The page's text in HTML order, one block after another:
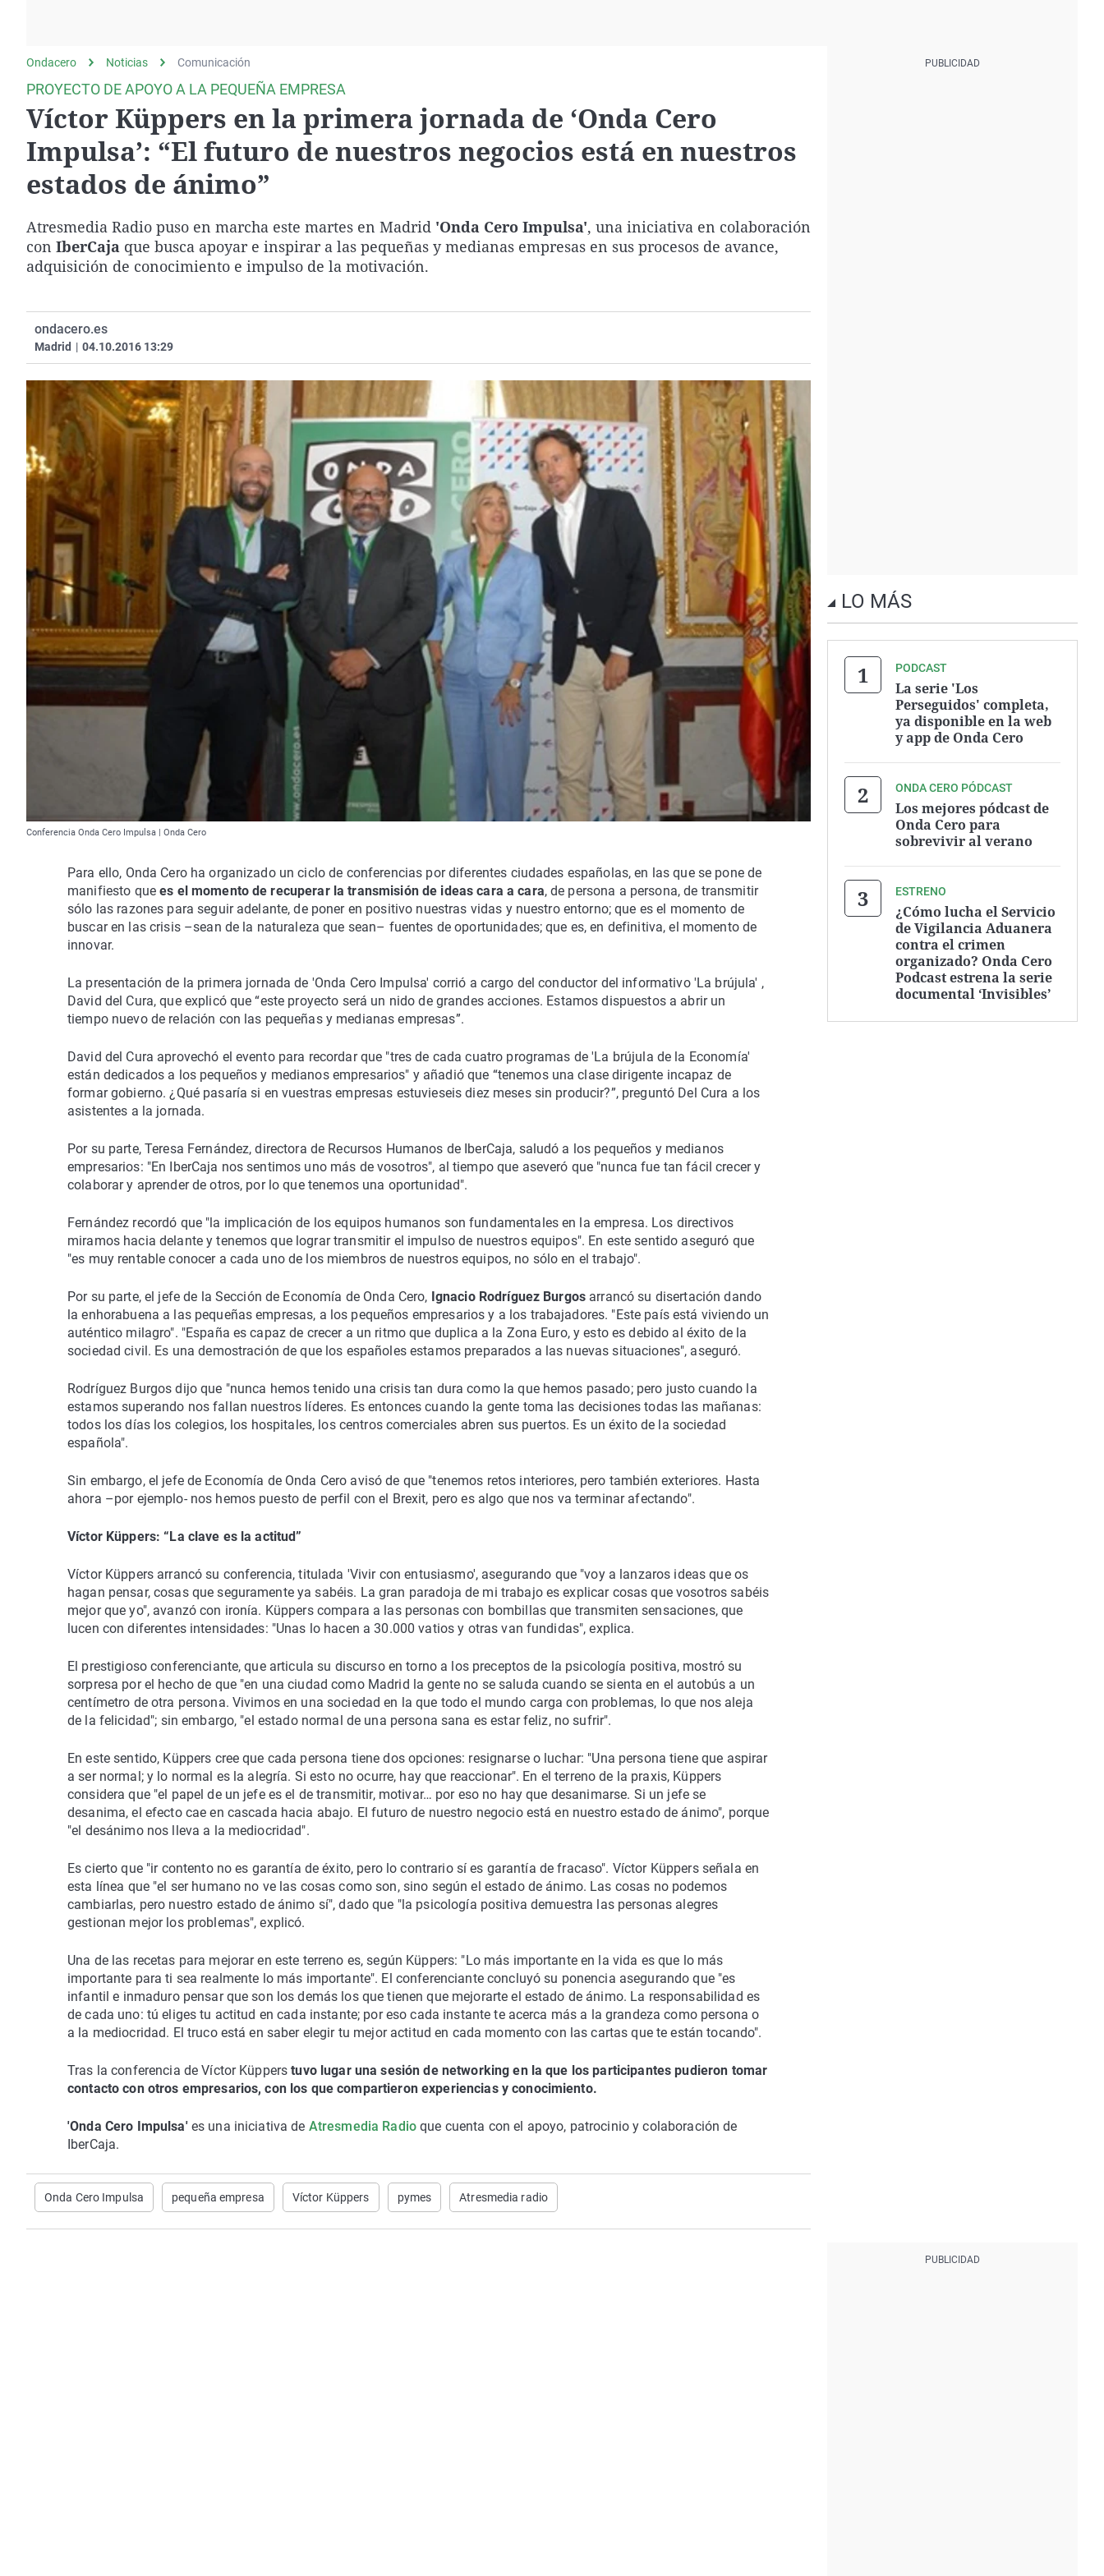
Como el perro y elEquipo de investigación
Operación ViudaNavarra
País Vasco
Ondacero Noticias Comunicación
PROYECTO DE APOYO A LA PEQUEÑA EMPRESA
Víctor Küppers en la primera jornada de ‘Onda Cero
Impulsa’: “El futuro de nuestros negocios está en nuestros
estados de ánimo”
Atresmedia Radio puso en marcha este martes en Madrid 'Onda Cero Impulsa', una iniciativa en colaboración
con IberCaja que busca apoyar e inspirar a las pequeñas y medianas empresas en sus procesos de avance,
adquisición de conocimiento e impulso de la motivación.
ondacero.es
Madrid | 04.10.2016 13:29
Conferencia Onda Cero Impulsa | Onda Cero
Para ello, Onda Cero ha organizado un ciclo de conferencias por diferentes ciudades españolas, en las que se pone de
manifiesto quees el momento de recuperar la transmisión de ideas cara a cara, de persona a persona, de transmitir
sólo las razones para seguir adelante, de poner en positivo nuestras vidas y nuestro entorno; que es el momento de
buscar en las crisis –sean de la naturaleza que sean– fuentes de oportunidades; que es, en definitiva, el momento de
innovar.
La presentación de la primera jornada de 'Onda Cero Impulsa' corrió a cargo del conductor del informativo 'La brújula' ,
David del Cura, que explicó que “este proyecto será un nido de grandes acciones. Estamos dispuestos a abrir un
tiempo nuevo de relación con las pequeñas y medianas empresas”.
David del Cura aprovechó el evento para recordar que "tres de cada cuatro programas de 'La brújula de la Economía'
están dedicados a los pequeños y medianos empresarios" y añadió que “tenemos una clase dirigente incapaz de
formar gobierno. ¿Qué pasaría si en vuestras empresas estuvieseis diez meses sin producir?”, preguntó Del Cura a los
asistentes a la jornada.
Por su parte, Teresa Fernández, directora de Recursos Humanos de IberCaja, saludó a los pequeños y medianos
empresarios: "En IberCaja nos sentimos uno más de vosotros", al tiempo que aseveró que "nunca fue tan fácil crecer y
colaborar y aprender de otros, por lo que tenemos una oportunidad".
Fernández recordó que "la implicación de los equipos humanos son fundamentales en la empresa. Los directivos
miramos hacia delante y tenemos que lograr transmitir el impulso de nuestros equipos". En este sentido aseguró que
"es muy rentable conocer a cada uno de los miembros de nuestros equipos, no sólo en el trabajo".
Por su parte, el jefe de la Sección de Economía de Onda Cero, Ignacio Rodríguez Burgos arrancó su disertación dando
la enhorabuena a las pequeñas empresas, a los pequeños empresarios y a los trabajadores. "Este país está viviendo un
auténtico milagro". "España es capaz de crecer a un ritmo que duplica a la Zona Euro, y esto es debido al éxito de la
sociedad civil. Es una demostración de que los españoles estamos preparados a las nuevas situaciones", aseguró.
Rodríguez Burgos dijo que "nunca hemos tenido una crisis tan dura como la que hemos pasado; pero justo cuando la
estamos superando nos fallan nuestros líderes. Es entonces cuando la gente toma las decisiones todas las mañanas:
todos los días los colegios, los hospitales, los centros comerciales abren sus puertos. Es un éxito de la sociedad
española".
Sin embargo, el jefe de Economía de Onda Cero avisó de que "tenemos retos interiores, pero también exteriores. Hasta
ahora –por ejemplo- nos hemos puesto de perfil con el Brexit, pero es algo que nos va terminar afectando".
Víctor Küppers: “La clave es la actitud”
Víctor Küppers arrancó su conferencia, titulada 'Vivir con entusiasmo', asegurando que "voy a lanzaros ideas que os
hagan pensar, cosas que seguramente ya sabéis. La gran paradoja de mi trabajo es explicar cosas que vosotros sabéis
mejor que yo", avanzó con ironía. Küppers compara a las personas con bombillas que transmiten sensaciones, que
lucen con diferentes intensidades: "Unas lo hacen a 30.000 vatios y otras van fundidas", explica.
El prestigioso conferenciante, que articula su discurso en torno a los preceptos de la psicología positiva, mostró su
sorpresa por el hecho de que "en una ciudad como Madrid la gente no se saluda cuando se sienta en el autobús a un
centímetro de otra persona. Vivimos en una sociedad en la que todo el mundo carga con problemas, lo que nos aleja
de la felicidad"; sin embargo, "el estado normal de una persona sana es estar feliz, no sufrir".
En este sentido, Küppers cree que cada persona tiene dos opciones: resignarse o luchar: "Una persona tiene que aspirar
a ser normal; y lo normal es la alegría. Si esto no ocurre, hay que reaccionar". En el terreno de la praxis, Küppers
considera que "el papel de un jefe es el de transmitir, motivar… por eso no hay que desanimarse. Si un jefe se
desanima, el efecto cae en cascada hacia abajo. El futuro de nuestro negocio está en nuestro estado de ánimo", porque
"el desánimo nos lleva a la mediocridad".
Es cierto que "ir contento no es garantía de éxito, pero lo contrario sí es garantía de fracaso". Víctor Küppers señala en
esta línea que "el ser humano no ve las cosas como son, sino según el estado de ánimo. Las cosas no podemos
cambiarlas, pero nuestro estado de ánimo sí", dado que "la psicología positiva demuestra las personas alegres
gestionan mejor los problemas", explicó.
Una de las recetas para mejorar en este terreno es, según Küppers: "Lo más importante en la vida es que lo más
importante para ti sea realmente lo más importante". El conferenciante concluyó su ponencia asegurando que "es
infantil e inmaduro pensar que son los demás los que tienen que mejorarte el estado de ánimo. La responsabilidad es
de cada uno: tú eliges tu actitud en cada instante; por eso cada instante te acerca más a la grandeza como persona o
a la mediocridad. El truco está en saber elegir tu mejor actitud en cada momento con las cartas que te están tocando".
Tras la conferencia de Víctor Küpperstuvo lugar una sesión de networking en la que los participantes pudieron tomar
contacto con otros empresarios, con los que compartieron experiencias y conocimiento.
'Onda Cero Impulsa'es una iniciativa de Atresmedia Radio que cuenta con el apoyo, patrocinio y colaboración de
IberCaja.
Onda Cero Impulsa pequeña empresa Víctor Küppers pymes Atresmedia radio
LO MÁS
PODCAST
La serie 'Los
Perseguidos' completa,
ya disponible en la web
y app de Onda Cero
ONDA CERO PÓDCAST
Los mejores pódcast de
Onda Cero para
sobrevivir al verano
ESTRENO
¿Cómo lucha el Servicio
de Vigilancia Aduanera
contra el crimen
organizado? Onda Cero
Podcast estrena la serie
documental ‘Invisibles’